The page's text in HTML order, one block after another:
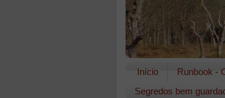
Início Runbook -
Segredos bem